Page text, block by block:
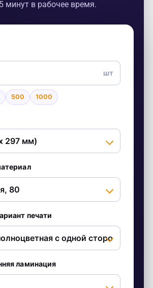
минут в рабочее время.
шт
500 1000
печати
ламинация